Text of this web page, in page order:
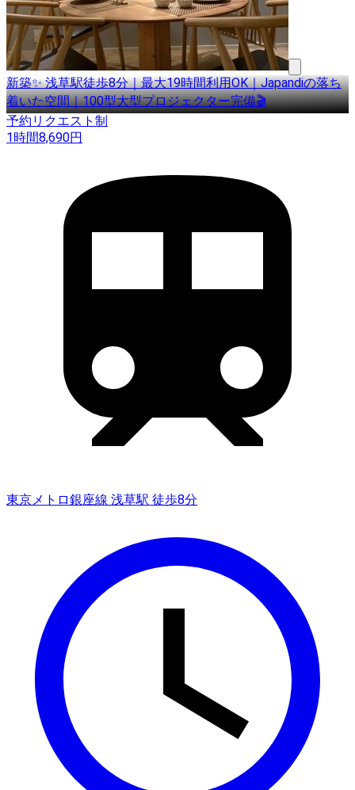
新築✨ 浅草駅徒歩8分｜最大19時間利用OK｜Japandiの落ち
着いた空間｜100型大型プロジェクター完備🎬
予約リクエスト制
1時間8,690円
東京メトロ銀座線 浅草駅 徒歩8分